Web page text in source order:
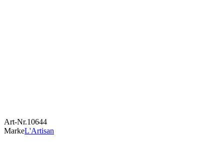
Art-Nr.10644
MarkeL'Artisan